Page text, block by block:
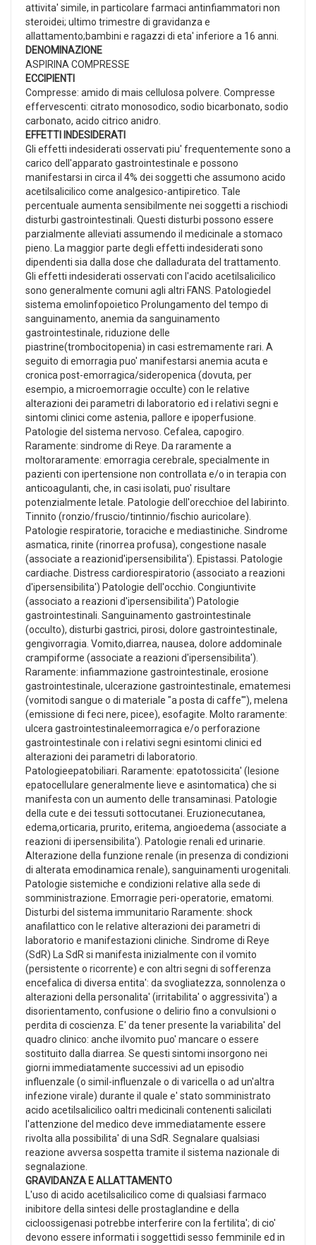
attivita' simile, in particolare farmaci antinfiammatori non
steroidei; ultimo trimestre di gravidanza e
allattamento;bambini e ragazzi di eta' inferiore a 16 anni.
DENOMINAZIONE
ASPIRINA COMPRESSE
ECCIPIENTI
Compresse: amido di mais cellulosa polvere. Compresse
effervescenti: citrato monosodico, sodio bicarbonato, sodio
carbonato, acido citrico anidro.
EFFETTI INDESIDERATI
Gli effetti indesiderati osservati piu' frequentemente sono a
carico dell'apparato gastrointestinale e possono
manifestarsi in circa il 4% dei soggetti che assumono acido
acetilsalicilico come analgesico-antipiretico. Tale
percentuale aumenta sensibilmente nei soggetti a rischiodi
disturbi gastrointestinali. Questi disturbi possono essere
parzialmente alleviati assumendo il medicinale a stomaco
pieno. La maggior parte degli effetti indesiderati sono
dipendenti sia dalla dose che dalladurata del trattamento.
Gli effetti indesiderati osservati con l'acido acetilsalicilico
sono generalmente comuni agli altri FANS. Patologiedel
sistema emolinfopoietico Prolungamento del tempo di
sanguinamento, anemia da sanguinamento
gastrointestinale, riduzione delle
piastrine(trombocitopenia) in casi estremamente rari. A
seguito di emorragia puo' manifestarsi anemia acuta e
cronica post-emorragica/sideropenica (dovuta, per
esempio, a microemorragie occulte) con le relative
alterazioni dei parametri di laboratorio ed i relativi segni e
sintomi clinici come astenia, pallore e ipoperfusione.
Patologie del sistema nervoso. Cefalea, capogiro.
Raramente: sindrome di Reye. Da raramente a
moltoraramente: emorragia cerebrale, specialmente in
pazienti con ipertensione non controllata e/o in terapia con
anticoagulanti, che, in casi isolati, puo' risultare
potenzialmente letale. Patologie dell'orecchioe del labirinto.
Tinnito (ronzio/fruscio/tintinnio/fischio auricolare).
Patologie respiratorie, toraciche e mediastiniche. Sindrome
asmatica, rinite (rinorrea profusa), congestione nasale
(associate a reazionid'ipersensibilita'). Epistassi. Patologie
cardiache. Distress cardiorespiratorio (associato a reazioni
d'ipersensibilita') Patologie dell'occhio. Congiuntivite
(associato a reazioni d'ipersensibilita') Patologie
gastrointestinali. Sanguinamento gastrointestinale
(occulto), disturbi gastrici, pirosi, dolore gastrointestinale,
gengivorragia. Vomito,diarrea, nausea, dolore addominale
crampiforme (associate a reazioni d'ipersensibilita').
Raramente: infiammazione gastrointestinale, erosione
gastrointestinale, ulcerazione gastrointestinale, ematemesi
(vomitodi sangue o di materiale "a posta di caffe'"), melena
(emissione di feci nere, picee), esofagite. Molto raramente:
ulcera gastrointestinaleemorragica e/o perforazione
gastrointestinale con i relativi segni esintomi clinici ed
alterazioni dei parametri di laboratorio.
Patologieepatobiliari. Raramente: epatotossicita' (lesione
epatocellulare generalmente lieve e asintomatica) che si
manifesta con un aumento delle transaminasi. Patologie
della cute e dei tessuti sottocutanei. Eruzionecutanea,
edema,orticaria, prurito, eritema, angioedema (associate a
reazioni di ipersensibilita'). Patologie renali ed urinarie.
Alterazione della funzione renale (in presenza di condizioni
di alterata emodinamica renale), sanguinamenti urogenitali.
Patologie sistemiche e condizioni relative alla sede di
somministrazione. Emorragie peri-operatorie, ematomi.
Disturbi del sistema immunitario Raramente: shock
anafilattico con le relative alterazioni dei parametri di
laboratorio e manifestazioni cliniche. Sindrome di Reye
(SdR) La SdR si manifesta inizialmente con il vomito
(persistente o ricorrente) e con altri segni di sofferenza
encefalica di diversa entita': da svogliatezza, sonnolenza o
alterazioni della personalita' (irritabilita' o aggressivita') a
disorientamento, confusione o delirio fino a convulsioni o
perdita di coscienza. E' da tener presente la variabilita' del
quadro clinico: anche ilvomito puo' mancare o essere
sostituito dalla diarrea. Se questi sintomi insorgono nei
giorni immediatamente successivi ad un episodio
influenzale (o simil-influenzale o di varicella o ad un'altra
infezione virale) durante il quale e' stato somministrato
acido acetilsalicilico oaltri medicinali contenenti salicilati
l'attenzione del medico deve immediatamente essere
rivolta alla possibilita' di una SdR. Segnalare qualsiasi
reazione avversa sospetta tramite il sistema nazionale di
segnalazione.
GRAVIDANZA E ALLATTAMENTO
L'uso di acido acetilsalicilico come di qualsiasi farmaco
inibitore della sintesi delle prostaglandine e della
cicloossigenasi potrebbe interferire con la fertilita'; di cio'
devono essere informati i soggettidi sesso femminile ed in